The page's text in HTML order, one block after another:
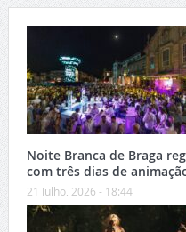
Noite Branca de Braga
com três dias de
21 Julho, 2026 - 18:44